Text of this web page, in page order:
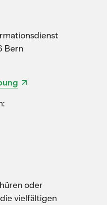
Bern
oder
vielfältigen